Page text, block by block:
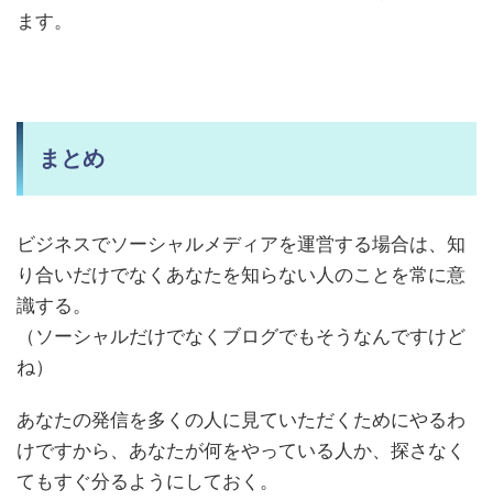
ます。
まとめ
ビジネスでソーシャルメディアを運営する場合は、知
り合いだけでなくあなたを知らない人のことを常に意
識する。
（ソーシャルだけでなくブログでもそうなんですけど
ね）
あなたの発信を多くの人に見ていただくためにやるわ
けですから、あなたが何をやっている人か、探さなく
てもすぐ分るようにしておく。